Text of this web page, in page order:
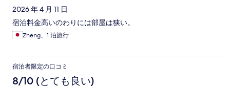
2026 年 4 月 11 日
宿泊料金高いのわりには部屋は狭い。
Zheng、1 泊旅行
宿泊者限定の口コミ
8/10 (とても良い)